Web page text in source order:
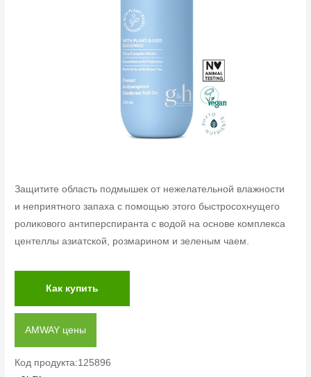
Защитите область подмышек от нежелательной влажности
и неприятного запаха с помощью этого быстросохнущего
роликового антиперспиранта с водой на основе комплекса
центеллы азиатской, розмарином и зеленым чаем.
Как купить
AMWAY цены
Код продукта:125896